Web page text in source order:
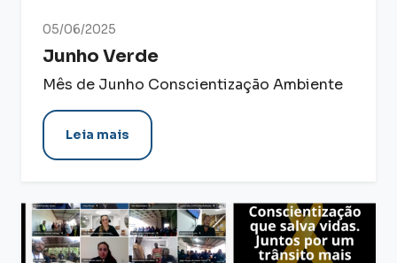
05/06/2025
Junho Verde
Mês de Junho Conscientização Ambiente
Leia mais